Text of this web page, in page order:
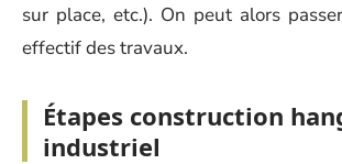
sur place, etc.). On peut alors
effectif des travaux.
Étapes construction
industriel